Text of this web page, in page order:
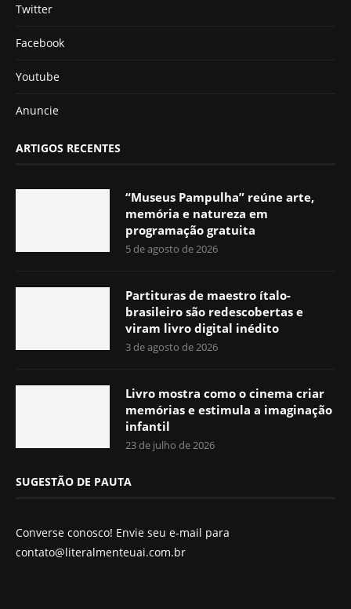
Twitter
Facebook
Youtube
Anuncie
ARTIGOS RECENTES
“Museus Pampulha” reúne arte,
memória e natureza em
programação gratuita
5 de agosto de 2026
Partituras de maestro ítalo-
brasileiro são redescobertas e
viram livro digital inédito
3 de agosto de 2026
Livro mostra como o cinema criar
memórias e estimula a imaginação
infantil
23 de julho de 2026
SUGESTÃO DE PAUTA
Converse conosco! Envie seu e-mail para
contato@literalmenteuai.com.br